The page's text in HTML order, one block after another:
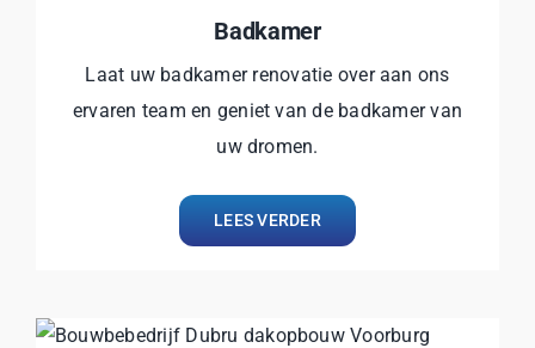
Badkamer
Laat uw badkamer renovatie over aan ons
ervaren team en geniet van de badkamer van
uw dromen.
LEES VERDER